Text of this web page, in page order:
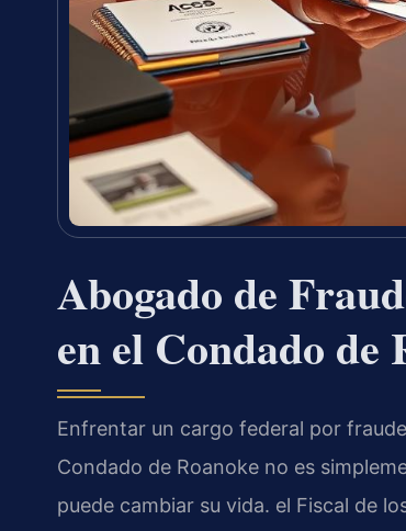
Abogado de
en el Condado de
Enfrentar un cargo federal por
Condado de Roanoke no es
puede cambiar su vida. el Fiscal de